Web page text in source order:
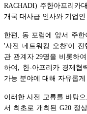
RACHADI) 주한아프리카
개국 대사급 인사와 기업
한편, 동 포럼에 앞서 주한
'사전 네트워킹 오찬'이 진
관 관계자 29명을 비롯하
하여, 한-아프리카 경제협
가능 분야에 대해 자유롭
이러한 사전 교류를 바탕
서 최초로 개최된 G20 정